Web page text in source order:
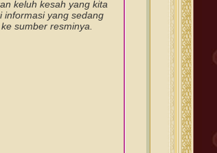
keluh kesah yang kita
informasi yang sedang
sumber resminya.